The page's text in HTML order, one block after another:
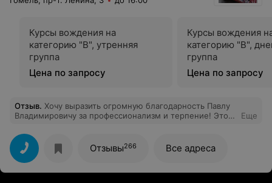
Курсы вождения на
категорию "B", утренняя
группа
Цена по запросу
Курсы вождения
категорию "B",
группа
Цена по запросу
Отзыв. Хочу выразить огромную благодарность Павлу
Владимировичу за профессионализм и терпение! Это
атмосферу и вселить уверенность за рулем. Он
объясняет всё очень доступно, разбирает каждую
сложную ситуацию и учит именно думать на дороге.
Отдельно хочется отметить, что машина у него всегда
чистая и ухоженная, в ней очень приятно находиться.
Еще
Отзывы266 Все адреса